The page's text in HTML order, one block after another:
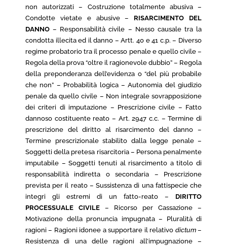
non autorizzati – Costruzione totalmente abusiva –
Condotte vietate e abusive – RISARCIMENTO DEL
DANNO – Responsabilità civile – Nesso causale tra la
condotta illecita ed il danno – Artt. 40 e 41 c.p. – Diverso
regime probatorio tra il processo penale e quello civile –
Regola della prova “oltre il ragionevole dubbio” – Regola
della preponderanza dell’evidenza o “del più probabile
che non” – Probabilità logica – Autonomia del giudizio
penale da quello civile – Non integrale sovrapposizione
dei criteri di imputazione – Prescrizione civile – Fatto
dannoso costituente reato – Art. 2947 c.c. – Termine di
prescrizione del diritto al risarcimento del danno –
Termine prescrizionale stabilito dalla legge penale –
Soggetti della pretesa risarcitoria – Persona penalmente
imputabile – Soggetti tenuti al risarcimento a titolo di
responsabilità indiretta o secondaria – Prescrizione
prevista per il reato – Sussistenza di una fattispecie che
integri gli estremi di un fatto-reato – DIRITTO
PROCESSUALE CIVILE – Ricorso per Cassazione –
Motivazione della pronuncia impugnata – Pluralità di
ragioni – Ragioni idonee a supportare il relativo dictum–
Resistenza di una delle ragioni all’impugnazione –